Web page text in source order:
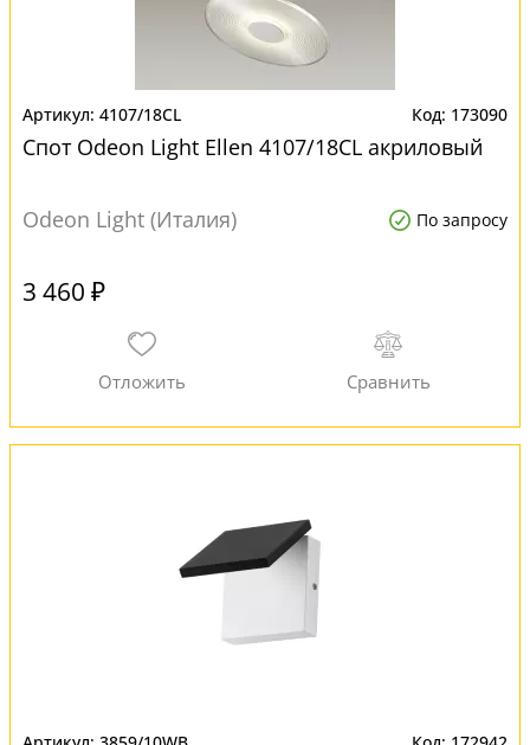
4107/18CL 173090
Спот Odeon Light Ellen 4107/18CL акриловый
Odeon Light (Италия) По запросу
3 460 ₽